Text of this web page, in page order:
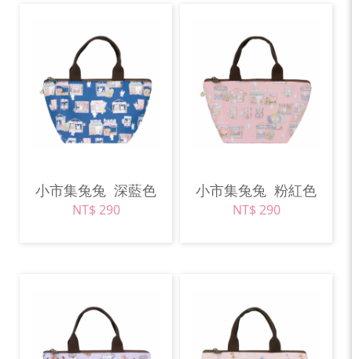
小市集兔兔 深藍色
NT$ 290
小市集兔兔 粉紅色
NT$ 290